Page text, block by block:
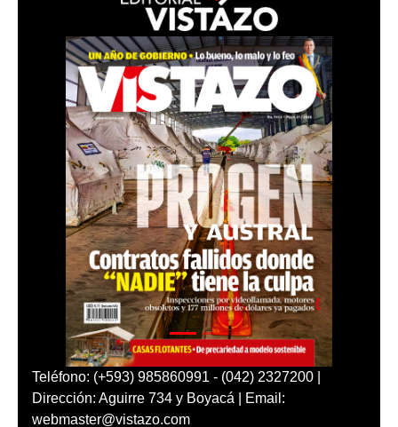
Teléfono: (+593) 985860991 - (042) 2327200 |
Dirección: Aguirre 734 y Boyacá | Email:
webmaster@vistazo.com